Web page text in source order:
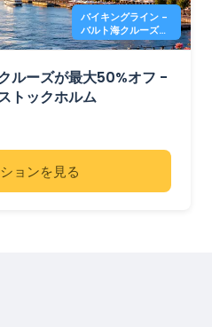
バイキングライン -
バルト海クルーズ
50%オフ
ルーズが最大50%オフ -
トックホルム
ョンを見る